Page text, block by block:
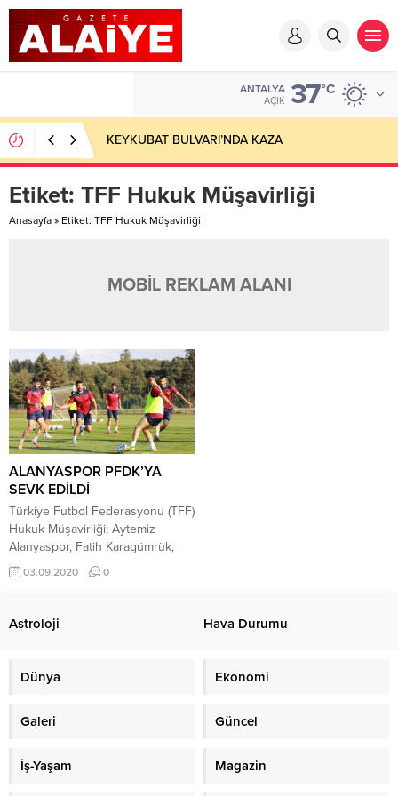
ANTALYA
AÇIK 37°C
KEYKUBAT BULVARI’NDA KAZA
Etiket: TFF Hukuk Müşavirliği
Anasayfa » Etiket: TFF Hukuk Müşavirliği
MOBİL REKLAM ALANI
ALANYASPOR PFDK’YA
SEVK EDİLDİ
Türkiye Futbol Federasyonu (TFF)
Hukuk Müşavirliği; Aytemiz
Alanyaspor, Fatih Karagümrük,
Fenerbahçe, Galatasaray,
Gaziantep FK, MKE Ankaragücü
Antalyaspor’un Profesyonel
Futbol Disiplin Kurulu’na (PFDK)
resmi internet sitesi üzerinden
yapılan açıklamada şu ifadeler yer
Kulübü’nün 22.08.2020 tarihinde
FATİH KARAGÜMRÜK A.Ş.,
28.08.2020 tarihinde oynanan
03.09.2020 0
Astroloji Hava Durumu
Dünya Ekonomi
Galeri Güncel
İş-Yaşam Magazin